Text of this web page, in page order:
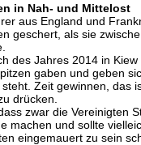
in Nah- und Mittelost
aus England und
geschert, als sie
des Jahres 2014 in
gaben und geben
Zeit gewinnen,
drücken.
zwar die Vereinigten
machen und sollte
eingemauert zu sein